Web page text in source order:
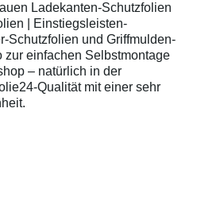
Ladekanten-Schutzfolien
| Einstiegsleisten-
Schutzfolien und Griffmulden-
zur einfachen Selbstmontage
– natürlich in der
Qualität mit einer sehr